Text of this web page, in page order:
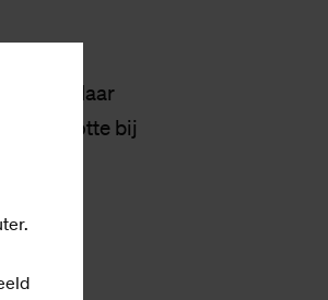
om daar
tenslotte bij